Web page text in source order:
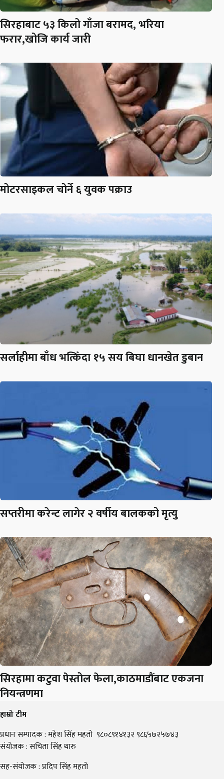
सिरहाबाट ५३ किलो गाँजा बरामद, भरिया
फरार,खोजि कार्य जारी
मोटरसाइकल चोर्ने ६ युवक पक्राउ
सर्लाहीमा बाँध भत्किँदा १५ सय बिघा धानखेत डुबान
सप्तरीमा करेन्ट लागेर २ वर्षीय बालकको मृत्यु
सिरहामा कटुवा पेस्तोल फेला,काठमाडौंबाट एकजना
नियन्त्रणमा
हाम्रो टीम
प्रधान सम्पादक : महेश सिंह महतो ९८०८९१४१३२ ९८६५७२५७४३
संयोजक : सचिता सिंह थारु
सह-संयोजक : प्रदिप सिंह महतो